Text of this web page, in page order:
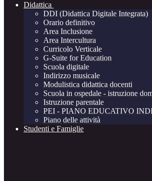
Didattica
DDI (Didattica Digitale Integrata)
Orario definitivo
Area Inclusione
Area Intercultura
Curricolo Verticale
G-Suite for Education
Scuola digitale
Indirizzo musicale
Modulistica didattica docenti
Scuola in ospedale - istruzione
Istruzione parentale
PEI - PIANO EDUCATIVO
Piano delle attività
Studenti e Famiglie